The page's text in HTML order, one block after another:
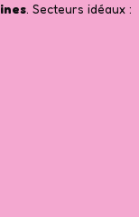
. Secteurs idéaux :